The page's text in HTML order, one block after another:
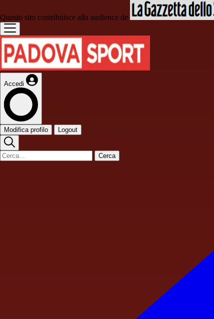
Questo sito contribuisce alla audience de
Accedi
Modifica profilo Logout
Cerca